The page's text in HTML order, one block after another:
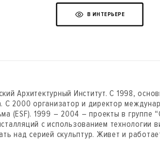
В ИНТЕРЬЕРЕ
Архитектурный Институт. С 1998,
С 2000 организатор и директор
(ESF). 1999 – 2004 – проекты в группе
c использованием технологии
над серией скульптур. Живет и